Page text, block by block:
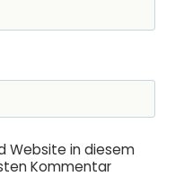
Website in diesem
Kommentar